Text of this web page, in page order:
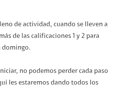
de actividad, cuando se lleven a
de las calificaciones 1 y 2 para
domingo.
no podemos perder cada paso
les estaremos dando todos los